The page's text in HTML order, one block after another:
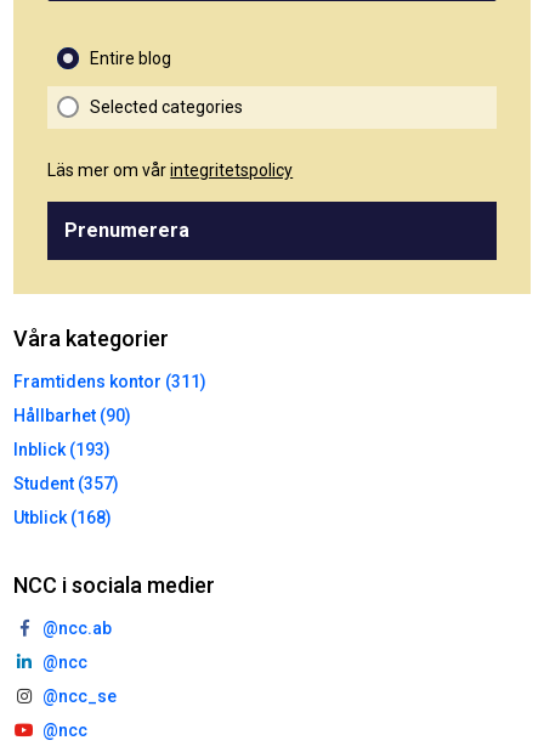
Entire blog
Selected categories
Läs mer om vårintegritetspolicy
Prenumerera
Våra kategorier
Framtidens kontor (311)
Hållbarhet (90)
Inblick (193)
Student (357)
Utblick (168)
NCC i sociala medier
@ncc.ab
@ncc
@ncc_se
@ncc